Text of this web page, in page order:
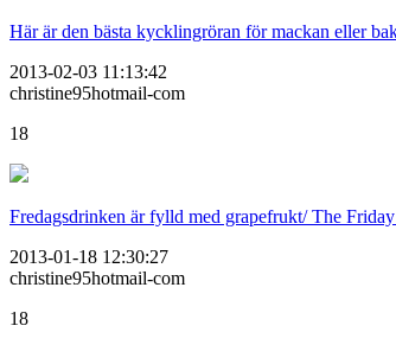
Här är den bästa kycklingröran för mackan eller
2013-02-03 11:13:42
christine95hotmail-com
18
Fredagsdrinken är fylld med grapefrukt/ The
2013-01-18 12:30:27
christine95hotmail-com
18